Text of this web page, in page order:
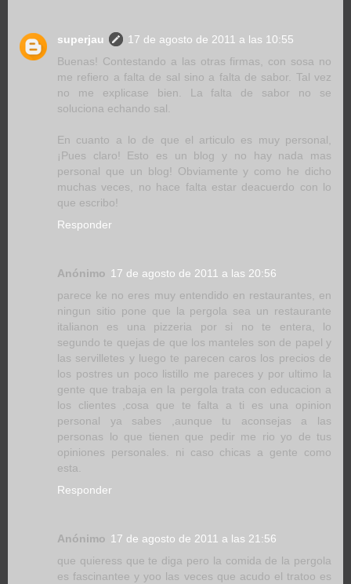
superjau
17 de agosto de 2011 a las 10:55
Buenas! Contestando a las otras firmas, con sosa no
me refiero a falta de sal sino a falta de sabor. Tal vez
no me explicase bien. La falta de sabor no se
soluciona echando sal.
En cuanto a lo de que el articulo es muy personal,
¡Pues claro! Esto es un blog y no hay nada mas
personal que un blog! Obviamente y como he dicho
muchas veces, no hace falta estar deacuerdo con lo
que escribo!
Responder
Anónimo 17 de agosto de 2011 a las 20:56
parece ke no eres muy entendido en restaurantes, en
ningun sitio pone que la pergola sea un restaurante
italianon es una pizzeria por si no te entera, lo
segundo te quejas de que los manteles son de papel y
las servilletes y luego te parecen caros los precios de
los postres un poco listillo me pareces y por ultimo la
gente que trabaja en la pergola trata con educacion a
los clientes ,cosa que te falta a ti es una opinion
personal ya sabes ,aunque tu aconsejas a las
personas lo que tienen que pedir me rio yo de tus
opiniones personales. ni caso chicas a gente como
esta.
Responder
Anónimo 17 de agosto de 2011 a las 21:56
que quieress que te diga pero la comida de la pergola
es fascinantee y yoo las veces que acudo el tratoo es